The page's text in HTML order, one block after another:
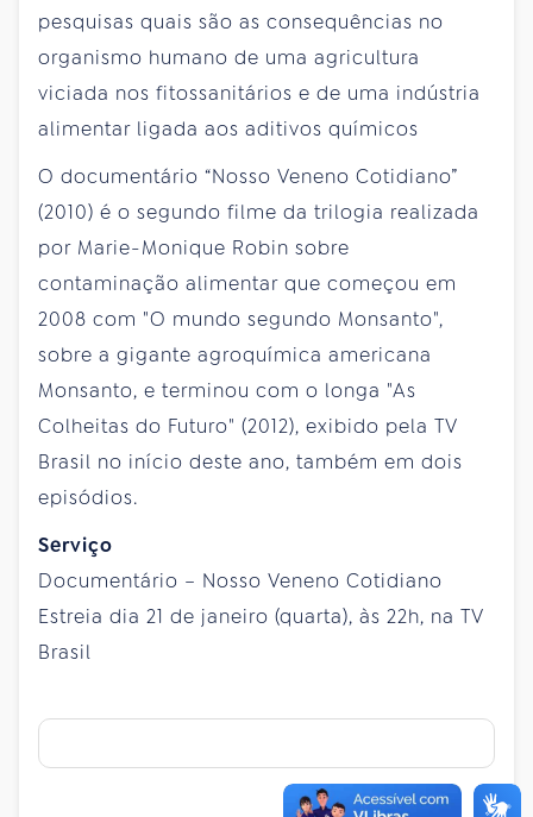
pesquisas quais são as consequências no
organismo humano de uma agricultura
viciada nos fitossanitários e de uma indústria
alimentar ligada aos aditivos químicos
O documentário “Nosso Veneno Cotidiano”
(2010) é o segundo filme da trilogia realizada
por Marie-Monique Robin sobre
contaminação alimentar que começou em
2008 com "O mundo segundo Monsanto",
sobre a gigante agroquímica americana
Monsanto, e terminou com o longa "As
Colheitas do Futuro" (2012), exibido pela TV
Brasil no início deste ano, também em dois
episódios.
Serviço
Documentário – Nosso Veneno Cotidiano
Estreia dia 21 de janeiro (quarta), às 22h, na TV
Brasil